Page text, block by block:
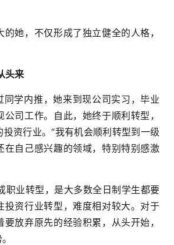
她，不仅形成了独立健全的人格，
头来
同学内推，她来到现公司实习，毕业
司工作。自此，她终于顺利转型，
资行业。“我有机会顺利转型到一级
在自己感兴趣的领域，特别特别感激
职业转型，是大多数全日制学生都要
投资行业转型，难度相对较大。对于
要放弃原先的经验积累，从头开始，